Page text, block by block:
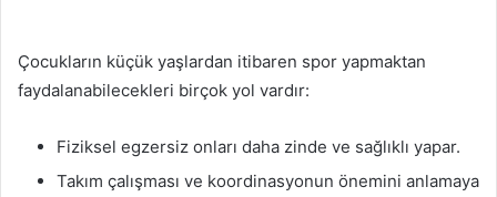
Çocukların küçük yaşlardan itibaren spor yapmaktan
faydalanabilecekleri birçok yol vardır:
Fiziksel egzersiz onları daha zinde ve sağlıklı yapar.
Takım çalışması ve koordinasyonun önemini anlamaya